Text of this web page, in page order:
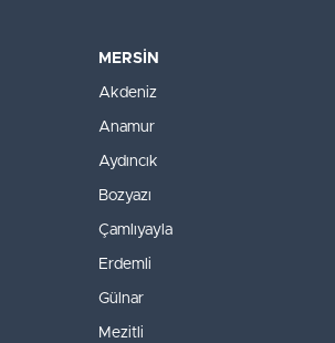
MERSİN
Akdeniz
Anamur
Aydıncık
Bozyazı
Çamlıyayla
Erdemli
Gülnar
Mezitli